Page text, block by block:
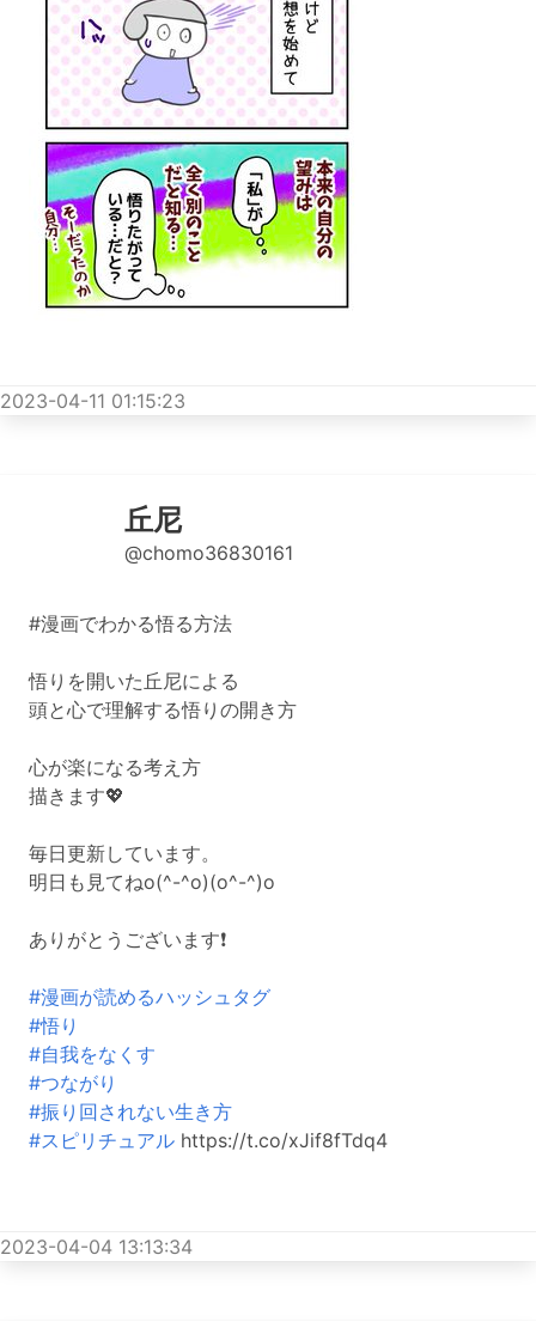
2023-04-11 01:15:23
丘尼
@chomo36830161
#漫画でわかる悟る方法
悟りを開いた丘尼による
頭と心で理解する悟りの開き方
心が楽になる考え方
描きます💖
毎日更新しています。
明日も見てねo(^-^o)(o^-^)o
ありがとうございます❗
#漫画が読めるハッシュタグ
#悟り
#自我をなくす
#つながり
#振り回されない生き方
#スピリチュアル https://t.co/xJif8fTdq4
2023-04-04 13:13:34